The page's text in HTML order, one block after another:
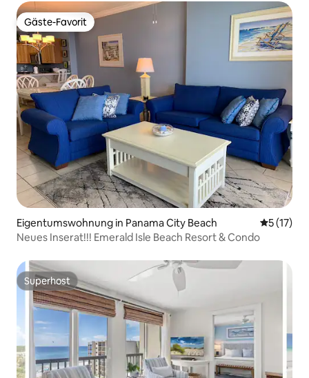
Gäste-Favorit
Gäste-Favorit
Eigentumswohnung in Panama City Beach
5 (17)
Neues Inserat!!! Emerald Isle Beach Resort & Condo
Superhost
Superhost